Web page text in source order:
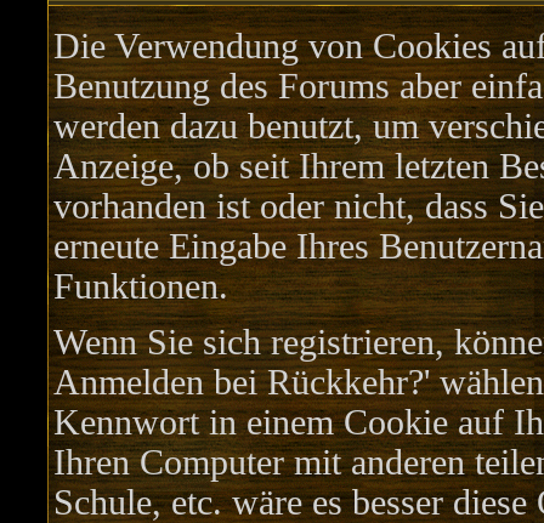
Die Verwendung von Cookies
Benutzung des Forums aber
werden dazu benutzt, um
Anzeige, ob seit Ihrem letzten
vorhanden ist oder nicht, dass
erneute Eingabe Ihres
Funktionen.
Wenn Sie sich registrieren,
Anmelden bei Rückkehr?'
Kennwort in einem Cookie auf
Ihren Computer mit anderen
Schule, etc. wäre es besser